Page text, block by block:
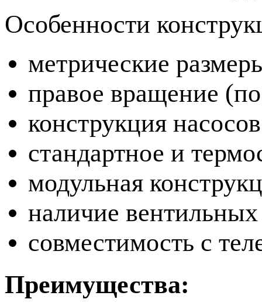
Особенности
метрические
правое вращение
конструкция
стандартное и
модульная
наличие вентильных
совместимость с
Преимущества: